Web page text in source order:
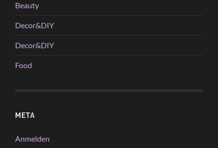
Beauty
Decor&DIY
Decor&DIY
Food
META
Anmelden